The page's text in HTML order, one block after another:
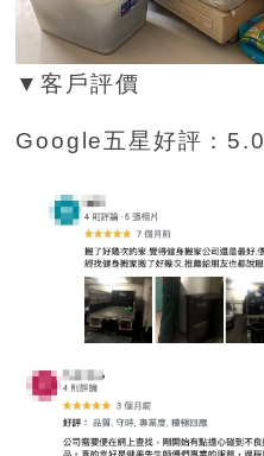
▼客戶評價
Google五星好評：5.0